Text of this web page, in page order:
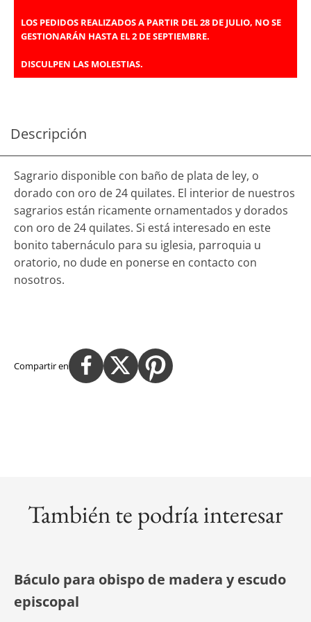
LOS PEDIDOS REALIZADOS A PARTIR DEL 28 DE JULIO, NO SE
GESTIONARÁN HASTA EL 2 DE SEPTIEMBRE.
DISCULPEN LAS MOLESTIAS.
Descripción
Sagrario disponible con baño de plata de ley, o
dorado con oro de 24 quilates. El interior de nuestros
sagrarios están ricamente ornamentados y dorados
con oro de 24 quilates. Si está interesado en este
bonito tabernáculo para su iglesia, parroquia u
oratorio, no dude en ponerse en contacto con
nosotros.
Compartir en
También te podría interesar
Báculo para obispo de madera y escudo
episcopal